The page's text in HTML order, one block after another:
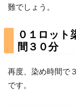
難でしょう。
０１ロット
間３０分
再度、染め時間で
です。